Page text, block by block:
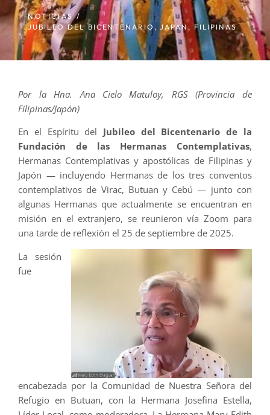
NOTICIAS /
JUBILEO DEL BICENTENARIO,JAPAN, FILIPINAS
Por la Hna. Ana Cielo Matuloy, RGS (Provincia de
Filipinas/Japón)
En el Espíritu del Jubileo del Bicentenario de la
Fundación de las Hermanas Contemplativas,
Hermanas Contemplativas y apostólicas de Filipinas y
Japón — incluyendo Hermanas de los tres conventos
contemplativos de Virac, Butuan y Cebú — junto con
algunas Hermanas que actualmente se encuentran en
misión en el extranjero, se reunieron vía Zoom para
una tarde de reflexión el 25 de septiembre de 2025.
La sesión
fue
encabezada por la Comunidad de Nuestra Señora del
Refugio en Butuan, con la Hermana Josefina Estella,